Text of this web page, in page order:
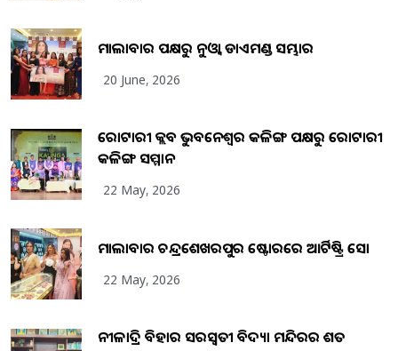
ମାଲାବାର ପକ୍ଷରୁ ନୁଓ୍ବା ଡାଏମଣ୍ଡ ସମ୍ଭାର
20 June, 2026
ରୋଟାରୀ କ୍ଲବ ଭୁବନେଶ୍ୱର କଳିଙ୍ଗ ପକ୍ଷରୁ ରୋଟାରୀ
କଳିଙ୍ଗ ସମ୍ମାନ
22 May, 2026
ମାଲାବାର ଚନ୍ଦ୍ରଶେଖରପୁର ଷ୍ଟୋରରେ ଆର୍ଟିଷ୍ଟ୍ରି ସୋ
22 May, 2026
ନୀଳାଦ୍ରି ବିହାର ସରସ୍ୱତୀ ବିଦ୍ୟା ମନ୍ଦିରର ଶତ